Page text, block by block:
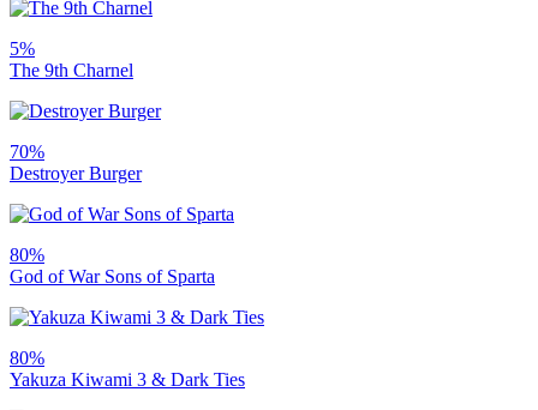
5%
The 9th Charnel
70%
Destroyer Burger
80%
God of War Sons of Sparta
80%
Yakuza Kiwami 3 & Dark Ties